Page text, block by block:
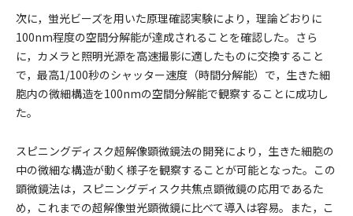
次に，蛍光ビーズを用いた原理確認実験により，理論どおりに
100nm程度の空間分解能が達成されることを確認した。さら
に，カメラと照明光源を高速撮影に適したものに交換すること
で，最高1/100秒のシャッター速度（時間分解能）で，生きた細
胞内の微細構造を100nmの空間分解能で観察することに成功し
た。
スピニングディスク超解像顕微鏡法の開発により，生きた細胞の
中の微細な構造が動く様子を観察することが可能となった。この
顕微鏡法は，スピニングディスク共焦点顕微鏡の応用であるた
め，これまでの超解像蛍光顕微鏡に比べて導入は容易。また，こ